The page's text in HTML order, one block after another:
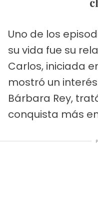
Uno de los
su vida fue su
Carlos, iniciada
mostró un
Bárbara Rey,
conquista más